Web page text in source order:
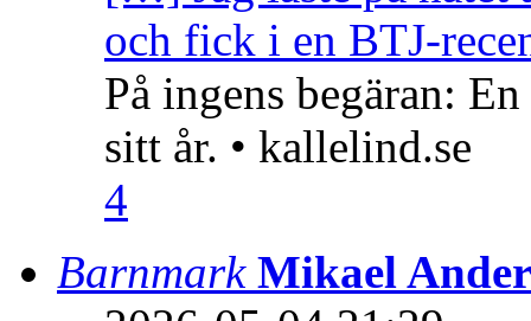
och fick i en BTJ-
På ingens begäran:
sitt år. • kallelind.se
4
Barnmark Mikael